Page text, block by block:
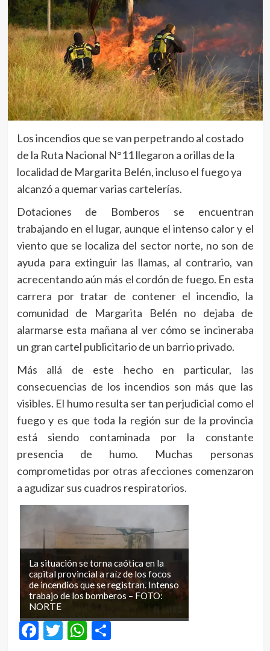
Los incendios que se van perpetrando al costado
de la Ruta Nacional N°11 llegaron a orillas de la
localidad de Margarita Belén, incluso el fuego ya
alcanzó a quemar varias cartelerías.
Dotaciones de Bomberos se encuentran
trabajando en el lugar, aunque el intenso calor y el
viento que se localiza del sector norte, no son de
ayuda para extinguir las llamas, al contrario, van
acrecentando aún más el cordón de fuego. En esta
carrera por tratar de contener el incendio, la
comunidad de Margarita Belén no dejaba de
alarmarse esta mañana al ver cómo se incineraba
un gran cartel publicitario de un barrio privado.
Más allá de este hecho en particular, las
consecuencias de los incendios son más que las
visibles. El humo resulta ser tan perjudicial como el
fuego y es que toda la región sur de la provincia
está siendo contaminada por la constante
presencia de humo. Muchas personas
comprometidas por otras afecciones comenzaron
a agudizar sus cuadros respiratorios.
La situación se torna caótica en la
capital provincial a raíz de los focos
de incendios que se registran. Intenso
trabajo de los bomberos – FOTO:
NORTE
Facebook
Twitter
WhatsApp
Compartir